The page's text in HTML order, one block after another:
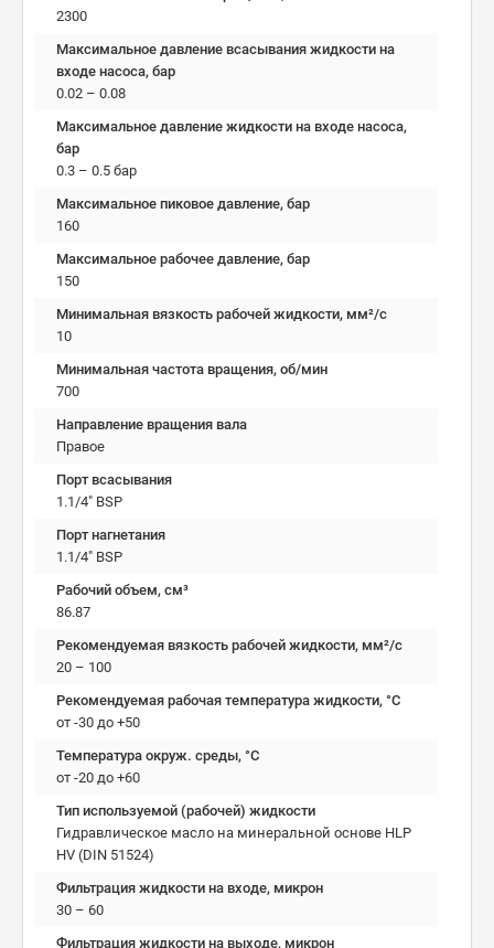
2300
Максимальное давление всасывания жидкости на
входе насоса, бар
0.02 – 0.08
Максимальное давление жидкости на входе насоса,
бар
0.3 – 0.5 бар
Максимальное пиковое давление, бар
160
Максимальное рабочее давление, бар
150
Минимальная вязкость рабочей жидкости, мм²/c
10
Минимальная частота вращения, об/мин
700
Направление вращения вала
Правое
Порт всасывания
1.1/4" BSP
Порт нагнетания
1.1/4" BSP
Рабочий объем, см³
86.87
Рекомендуемая вязкость рабочей жидкости, мм²/с
20 – 100
Рекомендуемая рабочая температура жидкости, °C
от -30 до +50
Температура окруж. среды, °C
от -20 до +60
Тип используемой (рабочей) жидкости
Гидравлическое масло на минеральной основе HLP
HV (DIN 51524)
Фильтрация жидкости на входе, микрон
30 – 60
Фильтрация жидкости на выходе, микрон